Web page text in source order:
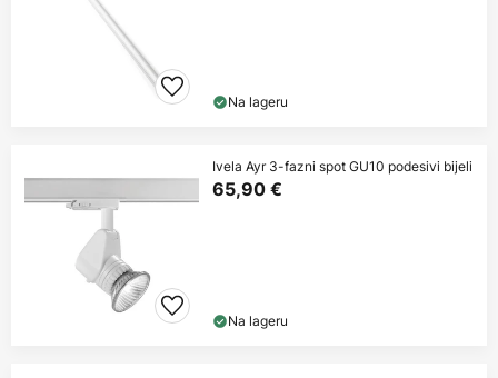
Na lageru
Ivela Ayr 3-fazni spot GU10 podesivi bijeli
65,90 €
Na lageru